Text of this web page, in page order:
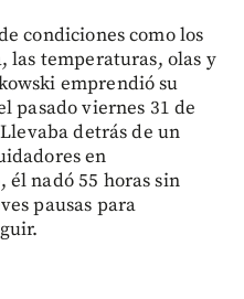
condiciones como los
las temperaturas, olas y
emprendió su
pasado viernes 31 de
detrás de un
en
él nadó 55 horas sin
pausas para